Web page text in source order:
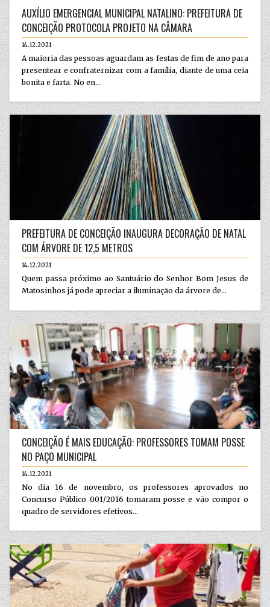
AUXÍLIO EMERGENCIAL MUNICIPAL NATALINO: PREFEITURA DE
CONCEIÇÃO PROTOCOLA PROJETO NA CÂMARA
14.12.2021
A maioria das pessoas aguardam as festas de fim de ano para
presentear e confraternizar com a família, diante de uma ceia
bonita e farta. No en...
PREFEITURA DE CONCEIÇÃO INAUGURA DECORAÇÃO DE NATAL
COM ÁRVORE DE 12,5 METROS
14.12.2021
Quem passa próximo ao Santuário do Senhor Bom Jesus de
Matosinhos já pode apreciar a iluminação da árvore de...
CONCEIÇÃO É MAIS EDUCAÇÃO: PROFESSORES TOMAM POSSE
NO PAÇO MUNICIPAL
14.12.2021
No dia 16 de novembro, os professores aprovados no
Concurso Público 001/2016 tomaram posse e vão compor o
quadro de servidores efetivos...